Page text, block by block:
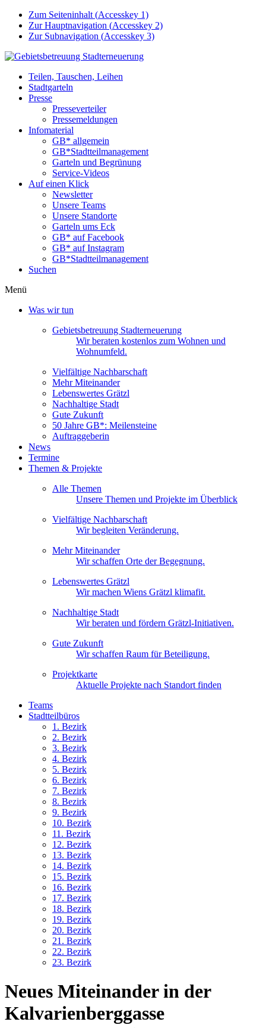
Zum Seiteninhalt (Accesskey 1)
Zur Hauptnavigation (Accesskey 2)
Zur Subnavigation (Accesskey 3)
Teilen, Tauschen, Leihen
Stadtgarteln
Presse
Presseverteiler
Pressemeldungen
Infomaterial
GB* allgemein
GB*Stadtteilmanagement
Garteln und Begrünung
Service-Videos
Auf einen Klick
Newsletter
Unsere Teams
Unsere Standorte
Garteln ums Eck
GB* auf Facebook
GB* auf Instagram
GB*Stadtteilmanagement
Suchen
Menü
Was wir tun
Gebietsbetreuung Stadterneuerung
Wir beraten kostenlos zum Wohnen und
Wohnumfeld.
Vielfältige Nachbarschaft
Mehr Miteinander
Lebenswertes Grätzl
Nachhaltige Stadt
Gute Zukunft
50 Jahre GB*: Meilensteine
Auftraggeberin
News
Termine
Themen & Projekte
Alle Themen
Unsere Themen und Projekte im Überblick
Vielfältige Nachbarschaft
Wir begleiten Veränderung.
Mehr Miteinander
Wir schaffen Orte der Begegnung.
Lebenswertes Grätzl
Wir machen Wiens Grätzl klimafit.
Nachhaltige Stadt
Wir beraten und fördern Grätzl-Initiativen.
Gute Zukunft
Wir schaffen Raum für Beteiligung.
Projektkarte
Aktuelle Projekte nach Standort finden
Teams
Stadtteilbüros
1. Bezirk
2. Bezirk
3. Bezirk
4. Bezirk
5. Bezirk
6. Bezirk
7. Bezirk
8. Bezirk
9. Bezirk
10. Bezirk
11. Bezirk
12. Bezirk
13. Bezirk
14. Bezirk
15. Bezirk
16. Bezirk
17. Bezirk
18. Bezirk
19. Bezirk
20. Bezirk
21. Bezirk
22. Bezirk
23. Bezirk
Neues Miteinander in der
Kalvarienberggasse